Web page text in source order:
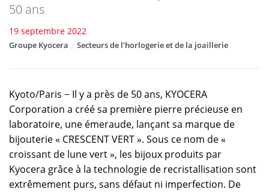
50 ans
19 septembre 2022
Groupe Kyocera Secteurs de l'horlogerie et de la joaillerie
Kyoto/Paris − Il y a près de 50 ans, KYOCERA
Corporation a créé sa première pierre précieuse en
laboratoire, une émeraude, lançant sa marque de
bijouterie « CRESCENT VERT ». Sous ce nom de «
croissant de lune vert », les bijoux produits par
Kyocera grâce à la technologie de recristallisation sont
extrêmement purs, sans défaut ni imperfection. De